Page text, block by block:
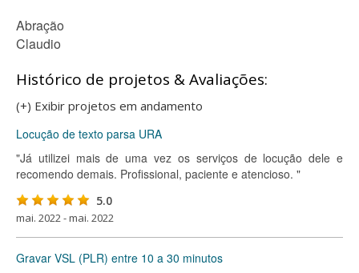
Abração
Claudio
Histórico de projetos & Avaliações:
(+) Exibir projetos em andamento
Locução de texto parsa URA
"Já utilizei mais de uma vez os serviços de locução dele e
recomendo demais. Profissional, paciente e atencioso. "
5.0
mai. 2022 - mai. 2022
Gravar VSL (PLR) entre 10 a 30 minutos